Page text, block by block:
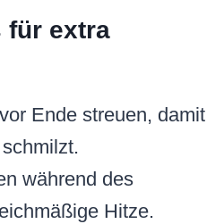
für extra
Ende streuen, damit
während des
Hitze.